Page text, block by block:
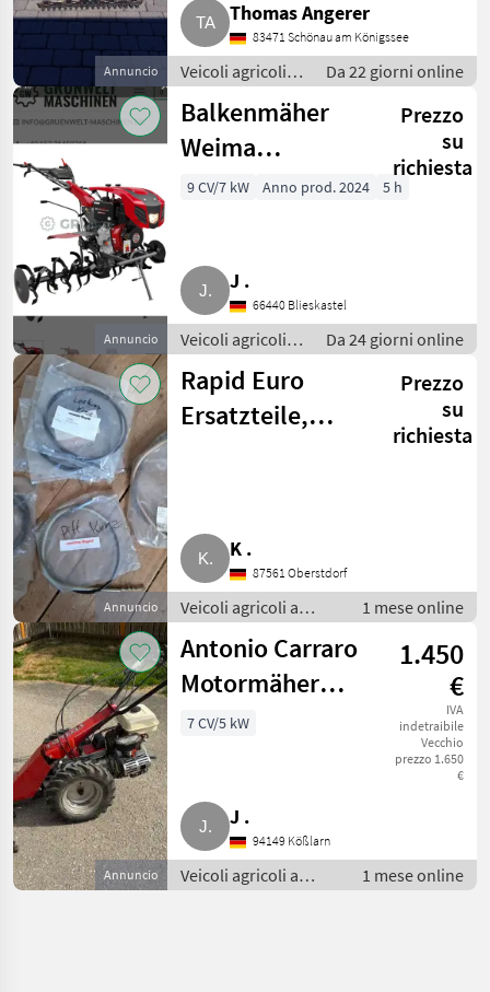
Annuncio
Thomas Angerer
83471 Schönau am Königssee
Veicoli agricoli a
motore /
Motofalciatrici/motofresatrici
Da 22 giorni online
Annuncio
Balkenmäher
Weima
WM1100BE-6
Prezzo
su
richiesta
9 CV/7 kW Anno prod. 2024 5 h
J .
66440 Blieskastel
Veicoli agricoli a
motore /
Motofalciatrici/motofresatrici
Da 24 giorni online
Annuncio
Rapid Euro
Ersatzteile,
Prezzo
su
richiesta
K .
87561 Oberstdorf
Veicoli agricoli a
motore /
Motofalciatrici/motofresatrici
1 mese online
Annuncio
Antonio Carraro
Motormäher
Serie 47 Cararin
1.450
€
IVA
indetraibile
Vecchio
prezzo 1.650
€
7 CV/5 kW
J .
94149 Kößlarn
Veicoli agricoli a
motore /
1 mese online